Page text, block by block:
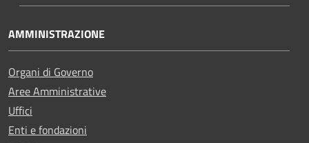
AMMINISTRAZIONE
Organi di Governo
Aree Amministrative
Uffici
Enti e fondazioni